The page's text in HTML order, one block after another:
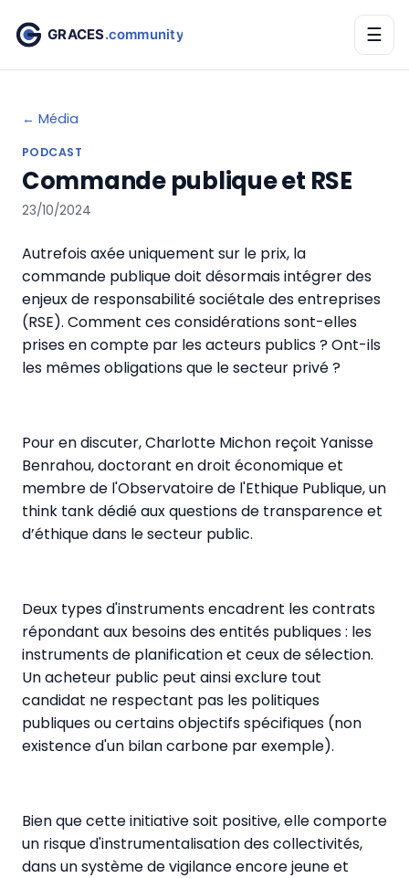
☰
← Média
PODCAST
Commande publique et RSE
23/10/2024
Autrefois axée uniquement sur le prix, la
commande publique doit désormais intégrer des
enjeux de responsabilité sociétale des entreprises
(RSE). Comment ces considérations sont-elles
prises en compte par les acteurs publics ? Ont-ils
les mêmes obligations que le secteur privé ?
Pour en discuter, Charlotte Michon reçoit Yanisse
Benrahou, doctorant en droit économique et
membre de l'Observatoire de l'Ethique Publique, un
think tank dédié aux questions de transparence et
d’éthique dans le secteur public.
Deux types d'instruments encadrent les contrats
répondant aux besoins des entités publiques : les
instruments de planification et ceux de sélection.
Un acheteur public peut ainsi exclure tout
candidat ne respectant pas les politiques
publiques ou certains objectifs spécifiques (non
existence d'un bilan carbone par exemple).
Bien que cette initiative soit positive, elle comporte
un risque d'instrumentalisation des collectivités,
dans un système de vigilance encore jeune et